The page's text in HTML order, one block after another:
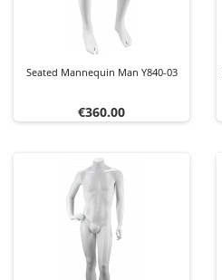
Seated Mannequin Man Y840-03
Price
€360.00